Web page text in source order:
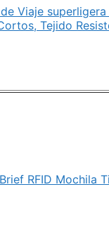
Viaje
Tejido
RFID Mochila